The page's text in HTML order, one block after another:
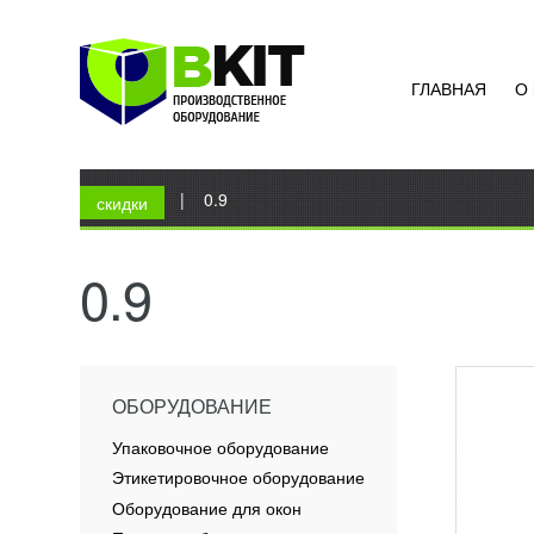
ГЛАВНАЯ О
Вы здесь
Главная | 0.9
0.9
70
Южная
ОБОРУДОВАНИЕ
Упаковочное оборудование
Этикетировочное оборудование
Оборудование для окон
скидки